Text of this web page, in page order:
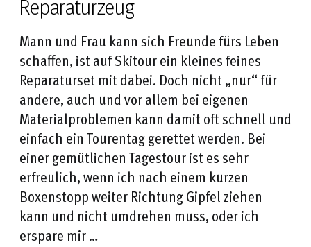
Reparaturzeug
Mann und Frau kann sich Freunde fürs Leben
schaffen, ist auf Skitour ein kleines feines
Reparaturset mit dabei. Doch nicht „nur“ für
andere, auch und vor allem bei eigenen
Materialproblemen kann damit oft schnell und
einfach ein Tourentag gerettet werden. Bei
einer gemütlichen Tagestour ist es sehr
erfreulich, wenn ich nach einem kurzen
Boxenstopp weiter Richtung Gipfel ziehen
kann und nicht umdrehen muss, oder ich
erspare mir …